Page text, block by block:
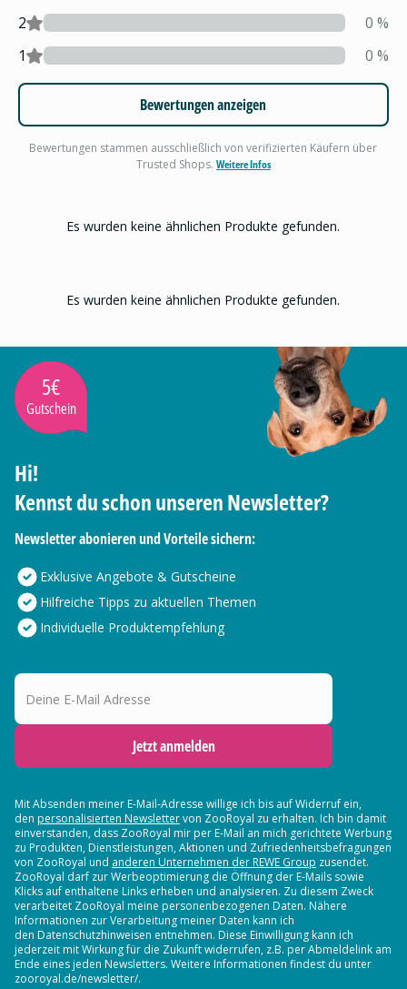
2 0 %
1
0 %
Bewertungen anzeigen
Bewertungen stammen ausschließlich von verifizierten Käufern über
Trusted Shops. Weitere Infos
Es wurden keine ähnlichen Produkte gefunden.
Es wurden keine ähnlichen Produkte gefunden.
5€
Gutschein
Hi!
Kennst du schon unseren Newsletter?
Newsletter abonieren und Vorteile sichern:
Exklusive Angebote & Gutscheine
Hilfreiche Tipps zu aktuellen Themen
Individuelle Produktempfehlung
Deine E-Mail Adresse
Jetzt anmelden
Mit Absenden meiner E-Mail-Adresse willige ich bis auf Widerruf ein,
den personalisierten Newslettervon ZooRoyal zu erhalten. Ich bin damit
einverstanden, dass ZooRoyal mir per E-Mail an mich gerichtete Werbung
zu Produkten, Dienstleistungen, Aktionen und Zufriedenheitsbefragungen
von ZooRoyal und anderen Unternehmen der REWE Group zusendet.
ZooRoyal darf zur Werbeoptimierung die Öffnung der E-Mails sowie
Klicks auf enthaltene Links erheben und analysieren. Zu diesem Zweck
verarbeitet ZooRoyal meine personenbezogenen Daten. Nähere
Informationen zur Verarbeitung meiner Daten kann ich
den Datenschutzhinweisen entnehmen. Diese Einwilligung kann ich
jederzeit mit Wirkung für die Zukunft widerrufen, z.B. per Abmeldelink am
Ende eines jeden Newsletters. Weitere Informationen findest du unter
zooroyal.de/newsletter/.